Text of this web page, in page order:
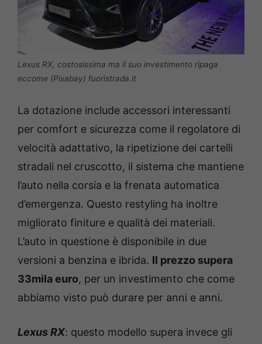
Lexus RX, costosissima ma il suo investimento ripaga
eccome (Pixabay) fuoristrada.it
La dotazione include accessori interessanti
per comfort e sicurezza come il regolatore di
velocità adattativo, la ripetizione dei cartelli
stradali nel cruscotto, il sistema che mantiene
l’auto nella corsia e la frenata automatica
d’emergenza. Questo restyling ha inoltre
migliorato finiture e qualità dei materiali.
L’auto in questione è disponibile in due
versioni a benzina e ibrida. Il prezzo supera
33mila euro, per un investimento che come
abbiamo visto può durare per anni e anni.
Lexus RX: questo modello supera invece gli